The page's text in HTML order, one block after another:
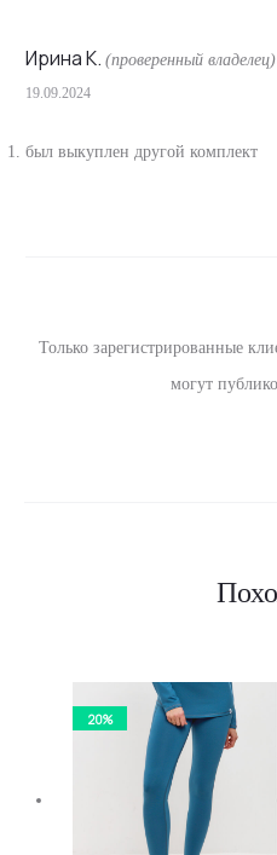
т
ы
Ирина К. (проверенный владелец)
19.09.2024
был выкуплен другой комплект
Только зарегистрированные
могут
20%